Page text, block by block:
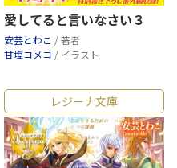
愛してると言いなさい３
安芸とわこ / 著者
甘塩コメコ / イラスト
レジーナ文庫